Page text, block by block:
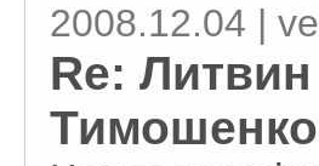
2008.12.04 |
Re:
Тимошенко